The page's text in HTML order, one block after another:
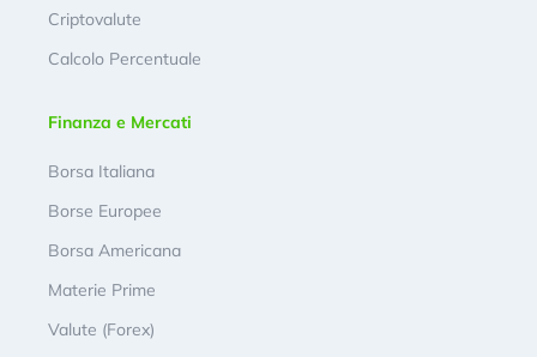
Criptovalute
Calcolo Percentuale
Finanza e Mercati
Borsa Italiana
Borse Europee
Borsa Americana
Materie Prime
Valute (Forex)